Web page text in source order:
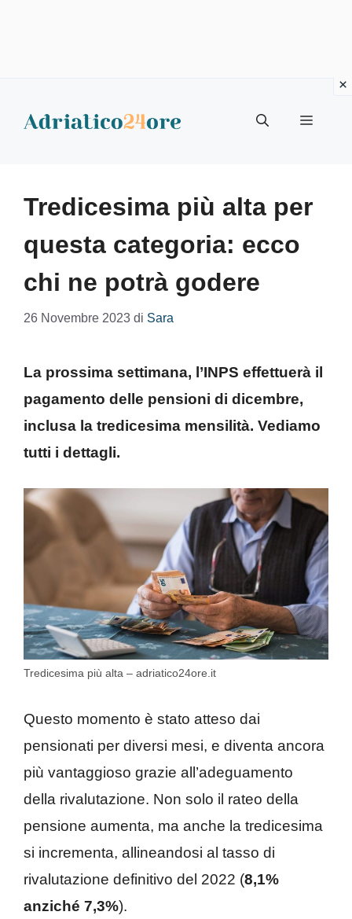
Menu
Tredicesima più alta per
questa categoria: ecco
chi ne potrà godere
26 Novembre 2023 di Sara
La prossima settimana, l’INPS effettuerà il
pagamento delle pensioni di dicembre,
inclusa la tredicesima mensilità. Vediamo
tutti i dettagli.
Tredicesima più alta – adriatico24ore.it
Questo momento è stato atteso dai
pensionati per diversi mesi, e diventa ancora
più vantaggioso grazie all’adeguamento
della rivalutazione. Non solo il rateo della
pensione aumenta, ma anche la tredicesima
si incrementa, allineandosi al tasso di
rivalutazione definitivo del 2022 (8,1%
anziché 7,3%).